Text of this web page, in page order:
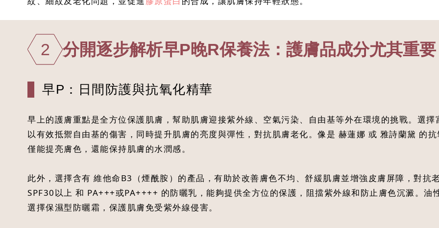
2 分開逐步解析早P晚R保養法：護膚品成分尤其重
早P：日間防護與抗氧化精華
早上的護膚重點是全方位保護肌膚，幫助肌膚迎接紫外線、空氣污染、自由基等外在環境的挑戰。選
以有效抵禦自由基的傷害，同時提升肌膚的亮度與彈性，對抗肌膚老化。像是 赫蓮娜 或 雅詩蘭黛 的
僅能提亮膚色，還能保持肌膚的水潤感。
此外，選擇含有 維他命B3（煙酰胺）的產品，有助於改善膚色不均、舒緩肌膚並增強皮膚屏障，對抗
SPF30以上 和 PA+++或PA++++ 的防曬乳，能夠提供全方位的保護，阻擋紫外線和防止膚色沉澱。
選擇保濕型防曬霜，保護肌膚免受紫外線侵害。